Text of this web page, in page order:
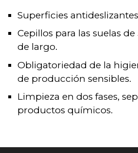
Superficies
Cepillos para las suelas
de largo.
Obligatoriedad de la
de producción sensibles.
Limpieza en dos fases,
productos químicos.